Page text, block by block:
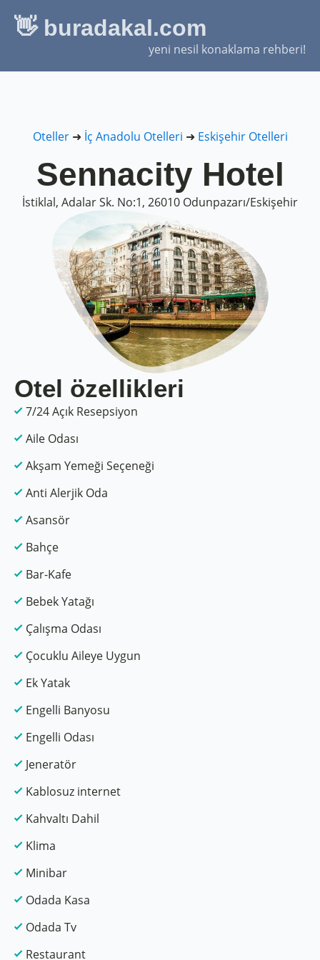
👋 buradakal.com
yeni nesil konaklama rehberi!
Oteller➜ İç Anadolu Otelleri ➜ Eskişehir Otelleri
Sennacity Hotel
İstiklal, Adalar Sk. No:1, 26010 Odunpazarı/Eskişehir
Otel özellikleri
7/24 Açık Resepsiyon
Aile Odası
Akşam Yemeği Seçeneği
Anti Alerjik Oda
Asansör
Bahçe
Bar-Kafe
Bebek Yatağı
Çalışma Odası
Çocuklu Aileye Uygun
Ek Yatak
Engelli Banyosu
Engelli Odası
Jeneratör
Kablosuz internet
Kahvaltı Dahil
Klima
Minibar
Odada Kasa
Odada Tv
Restaurant